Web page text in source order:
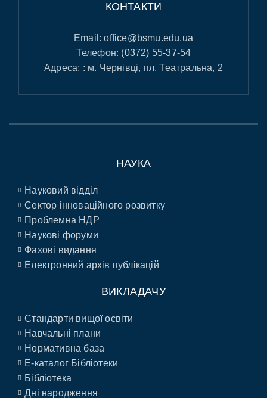
КОНТАКТИ
Email:office@bsmu.edu.ua
Телефон: (0372) 55-37-54
Адреса: : м. Чернівці, пл. Театральна, 2
НАУКА
Науковий відділ
Сектор інноваційного розвитку
Проблемна НДР
Наукові форуми
Фахові видання
Електронний архів публікацій
ВИКЛАДАЧУ
Стандарти вищої освіти
Навчальні плани
Нормативна база
E-каталог Бібліотеки
Бібліотека
Дні народження